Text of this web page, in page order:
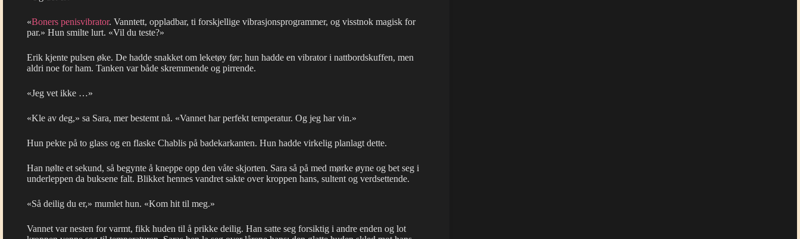
«Boners penisvibrator. Vanntett, oppladbar, ti forskjellige vibrasjonsprogrammer, og visstnok magisk for
par.» Hun smilte lurt. «Vil du teste?»
Erik kjente pulsen øke. De hadde snakket om leketøy før; hun hadde en vibrator i nattbordskuffen, men
aldri noe for ham. Tanken var både skremmende og pirrende.
«Jeg vet ikke …»
«Kle av deg,» sa Sara, mer bestemt nå. «Vannet har perfekt temperatur. Og jeg har vin.»
Hun pekte på to glass og en flaske Chablis på badekarkanten. Hun hadde virkelig planlagt dette.
Han nølte et sekund, så begynte å kneppe opp den våte skjorten. Sara så på med mørke øyne og bet seg i
underleppen da buksene falt. Blikket hennes vandret sakte over kroppen hans, sultent og verdsettende.
«Så deilig du er,» mumlet hun. «Kom hit til meg.»
Vannet var nesten for varmt, fikk huden til å prikke deilig. Han satte seg forsiktig i andre enden og lot